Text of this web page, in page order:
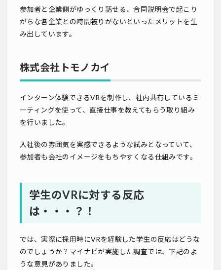
参加者と企業側がゆっくり話せる、合同説明会で起こり
がちな各企業との時間被りがないといったメリットを生
み出しています。
株式会社トモノカイ
インターン体験できるVRを制作し、社内共有しているミ
ーティングを使って、直接仕事を教えてもらう取り組み
を行いました。
入社後の雰囲気を実感できるような試みとなっていて、
参加者も会社のイメージをもちやすくなる仕組みです。
学生のVRに対する反応
は・・・？！
では、実際に採用時にVRを経験した学生の反応はどうな
のでしょうか？マイナビが実施した調査では、下記のよ
うな意見がありました。